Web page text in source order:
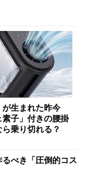
が生まれた昨今
素子」付きの腰掛
乗り切れる？
べき「圧倒的コス